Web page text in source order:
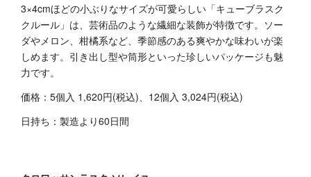
3×4cmほどの小ぶりなサイズが可愛らしい「キューブラスク
クルール」は、芸術品のような繊細な装飾が特徴です。ソー
ダやメロン、柑橘系など、季節感のある爽やかな味わいが楽
しめます。引き出し型や筒形といった珍しいパッケージも魅
力です。
価格：5個入 1,620円(税込)、12個入 3,024円(税込)
日持ち：製造より60日間